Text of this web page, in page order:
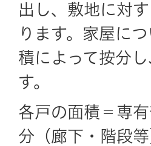
出し、敷地に対
ります。家屋に
積によって按分
す。
各戸の面積＝専
分（廊下・階段